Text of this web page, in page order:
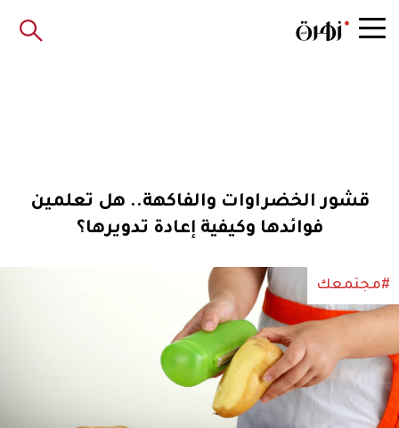
قشور الخضراوات والفاكهة.. هل تعلمين
فوائدها وكيفية إعادة تدويرها؟
#مجتمعك